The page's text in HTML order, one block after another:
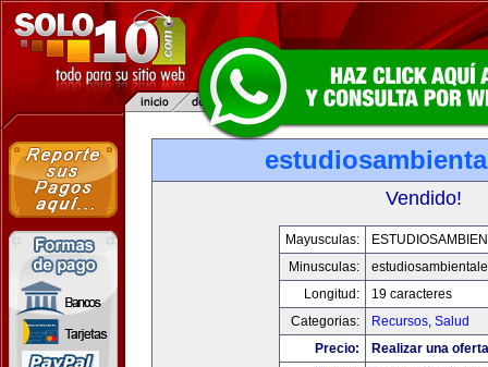
Vendido!
Mayusculas:
Minusculas:
Longitud:
19 caracteres
Categorias:
Recursos, Salud
Precio:
Realizar una